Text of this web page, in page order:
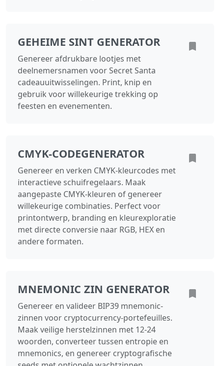
GEHEIME SINT GENERATOR
Genereer afdrukbare lootjes met
deelnemersnamen voor Secret Santa
cadeauuitwisselingen. Print, knip en
gebruik voor willekeurige trekking op
feesten en evenementen.
CMYK‑CODEGENERATOR
Genereer en verken CMYK‑kleurcodes met
interactieve schuifregelaars. Maak
aangepaste CMYK‑kleuren of genereer
willekeurige combinaties. Perfect voor
printontwerp, branding en kleurexploratie
met directe conversie naar RGB, HEX en
andere formaten.
MNEMONIC ZIN GENERATOR
Genereer en valideer BIP39 mnemonic-
zinnen voor cryptocurrency-portefeuilles.
Maak veilige herstelzinnen met 12-24
woorden, converteer tussen entropie en
mnemonics, en genereer cryptografische